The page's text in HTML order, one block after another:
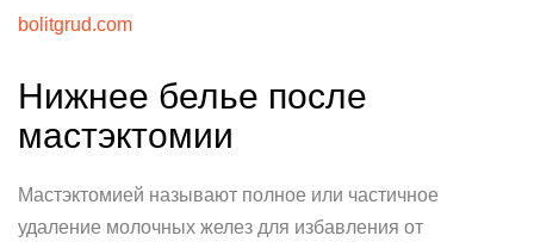
bolitgrud.com
Нижнее белье после
мастэктомии
Мастэктомией называют полное или частичное
удаление молочных желез для избавления от